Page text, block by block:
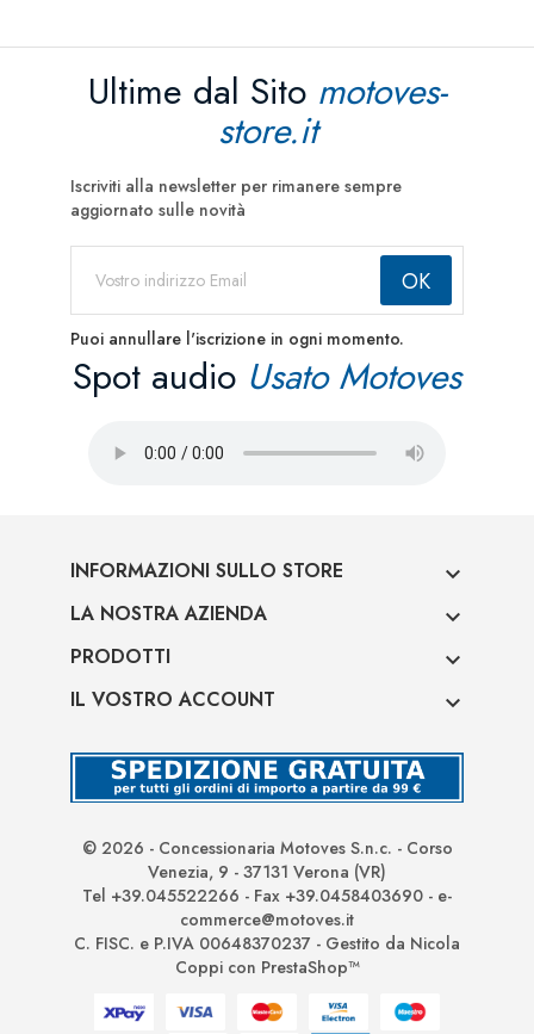
Ultime dal Sito motoves-
store.it
Iscriviti alla newsletter per rimanere sempre
aggiornato sulle novità
Puoi annullare l'iscrizione in ogni momento.
Spot audio Usato Motoves
INFORMAZIONI SULLO STORE 
LA NOSTRA AZIENDA 
PRODOTTI 
IL VOSTRO ACCOUNT 
© 2026 - Concessionaria Motoves S.n.c. - Corso
Venezia, 9 - 37131 Verona (VR)
Tel +39.045522266 - Fax +39.0458403690 - e-
commerce@motoves.it
C. FISC. e P.IVA 00648370237 - Gestito da Nicola
Coppi con PrestaShop™